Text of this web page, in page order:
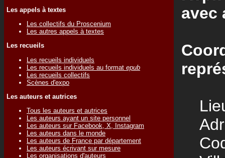
Les appels à textes
Les collectifs du Proscenium
Les autres appels à textes
Les recueils
Les recueils individuels
Les recueils individuels au format epub
Les recueils collectifs
Scènes d'expo
Les auteurs et autrices
Tous les auteurs et autrices
Les auteurs ayant un site personnel
Les auteurs sur Facebook, X, Instagram
Les auteurs dans le monde
Les auteurs de France par département
Les auteurs écrivant sur mesure
Les organisations d'auteurs
avec